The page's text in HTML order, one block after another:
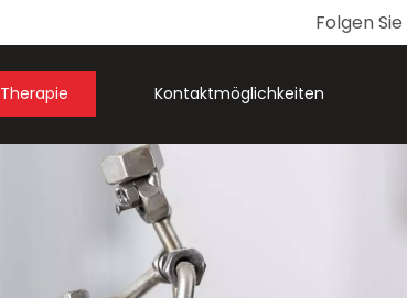
Folgen Sie
Therapie Kontaktmöglichkeiten